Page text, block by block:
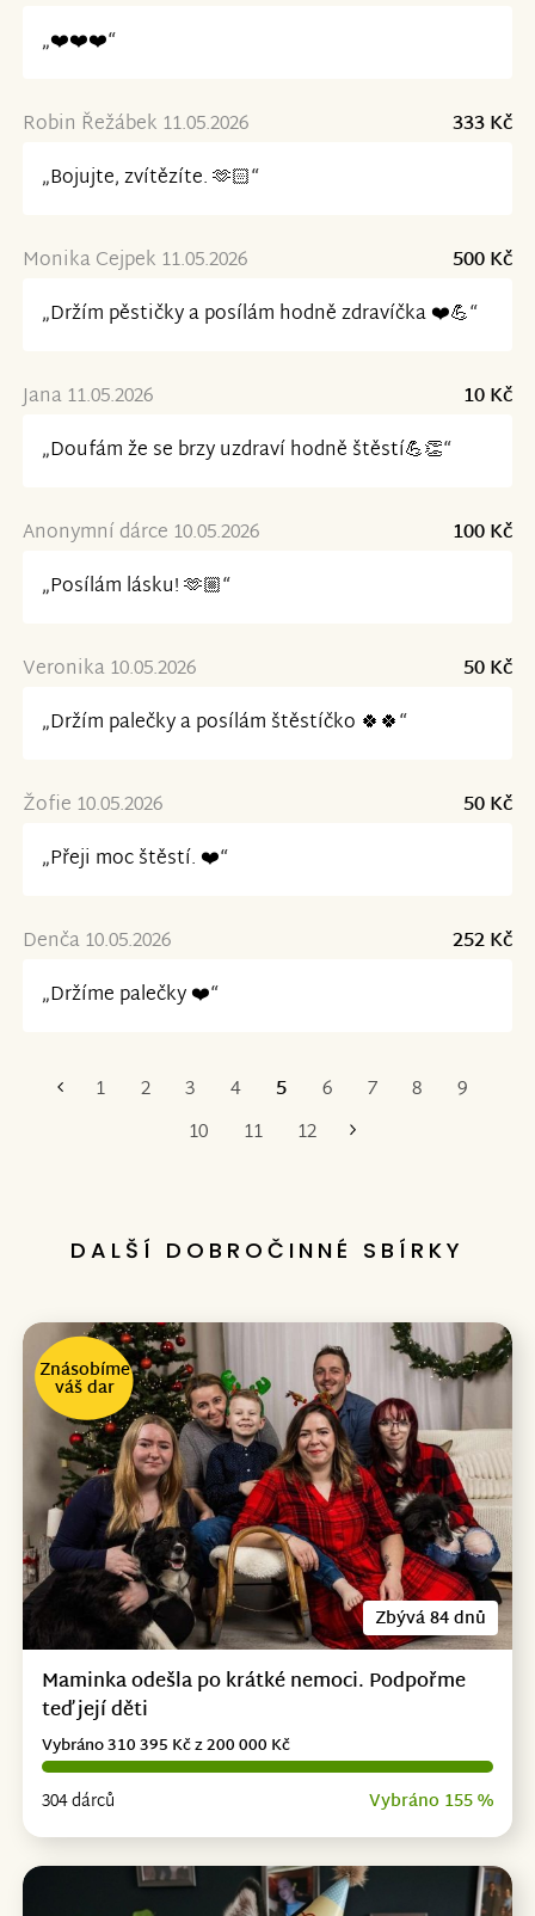
„❤️❤️❤️“
Robin Řežábek 11.05.2026
333 Kč
„Bojujte, zvítězíte. 🫶🏻“
Monika Cejpek 11.05.2026
500 Kč
„Držím pěstičky a posílám hodně zdravíčka ❤️💪“
Jana 11.05.2026
10 Kč
„Doufám že se brzy uzdraví hodně štěstí💪👏“
Anonymní dárce 10.05.2026
100 Kč
„Posílám lásku! 🫶🏼“
Veronika 10.05.2026
50 Kč
„Držím palečky a posílám štěstíčko 🍀🍀“
Žofie 10.05.2026
50 Kč
„Přeji moc štěstí. ❤️“
Denča 10.05.2026
252 Kč
„Držíme palečky ❤️“
První
1 2 3 4 5 6 7 8
9
10
11 12
Poslední
DALŠÍ DOBROČINNÉ SBÍRKY
Zbývá 84 dnů
Znásobíme
váš dar
Maminka odešla po krátké nemoci. Podpořme
teď její děti
304 dárců Vybráno 155 %
Vybráno 310 395 Kč z 200 000 Kč